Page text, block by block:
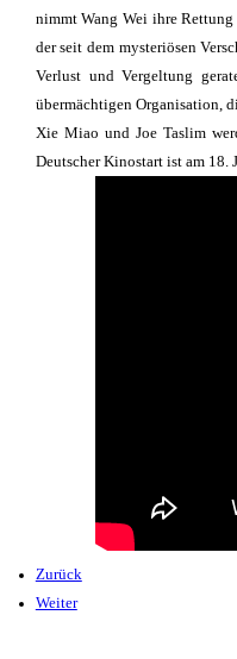
nimmt Wang Wei ihre
der seit dem mysteriösen
Verlust und Vergeltung
übermächtigen Organisation,
Xie Miao und Joe Taslim
Deutscher Kinostart ist am 18.
Zurück
Weiter